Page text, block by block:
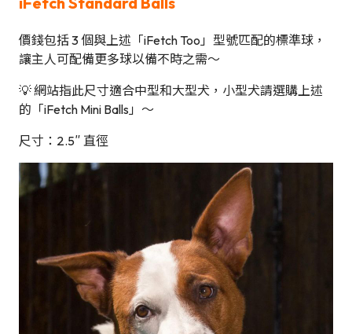
價錢包括 3 個與上述「iFetch Too」型號匹配的標準球，
讓主人可配備更多球以備不時之需～
💡 網站指此尺寸適合中型和大型犬，小型犬請選購上述
的「iFetch Mini Balls」～
尺寸：2.5″ 直徑